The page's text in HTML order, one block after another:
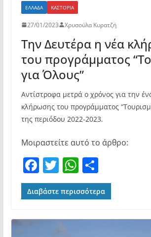
ΕΛΛΆΔΑ ΚΑΣΤΟΡΙΆ
27/01/2023 Χρυσούλα Κυρατζή
Την Δευτέρα η νέα
του προγράμματος
για Όλους”
Αντίστροφα μετρά ο χρόνος για την
κλήρωσης του προγράμματος
της περιόδου 2022-2023.
Μοιραστείτε αυτό το άρθρο:
F
a
c
T
w
itt
W
h
at
Μ
οι
ρ
Διαβάστε περισσότερα